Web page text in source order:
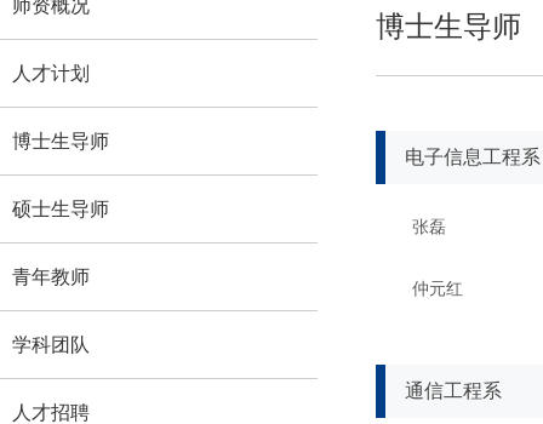
师资概况
人才计划
博士生导师
硕士生导师
青年教师
学科团队
人才招聘
博士生导师
电子信息工程系
张磊
仲元红
通信工程系